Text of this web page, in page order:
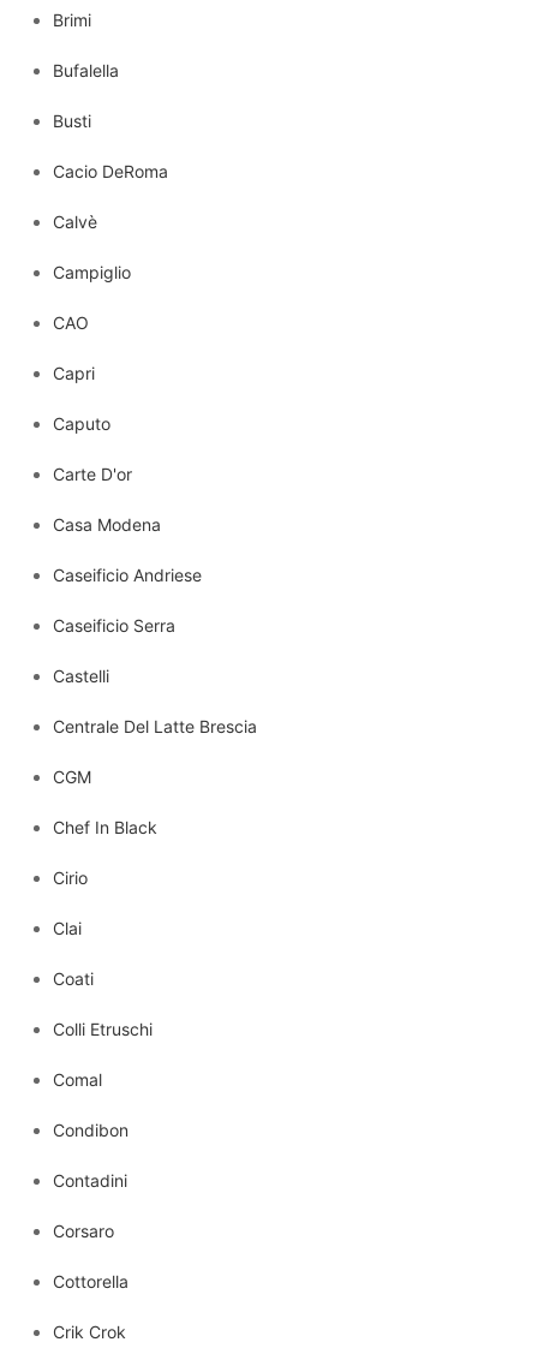
Brimi
Bufalella
Busti
Cacio DeRoma
Calvè
Campiglio
CAO
Capri
Caputo
Carte D'or
Casa Modena
Caseificio Andriese
Caseificio Serra
Castelli
Centrale Del Latte Brescia
CGM
Chef In Black
Cirio
Clai
Coati
Colli Etruschi
Comal
Condibon
Contadini
Corsaro
Cottorella
Crik Crok